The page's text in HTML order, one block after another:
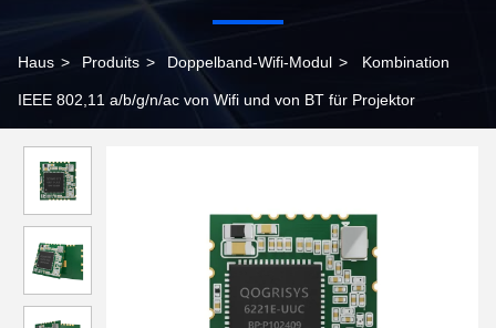
Haus > Produits > Doppelband-Wifi-Modul > Kombination
IEEE 802,11 a/b/g/n/ac von Wifi und von BT für Projektor